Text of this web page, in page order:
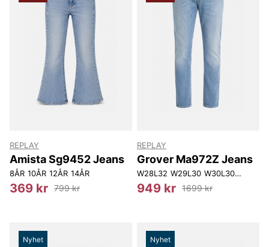
REPLAY
Amista Sg9452 Jeans
8ÅR 10ÅR 12ÅR 14ÅR
369 kr 799 kr
REPLAY
Grover Ma972Z Jeans
W28L32 W29L30 W30L30 W30L32
949 kr 1699 kr
Nyhet Nyhet